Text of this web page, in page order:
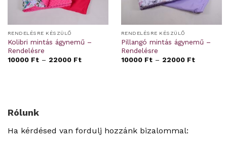
RENDELÉSRE KÉSZÜLŐ
Kolibri mintás ágynemű –
Rendelésre
10000 Ft– 22000 Ft
RENDELÉSRE KÉSZÜLŐ
Pillangó mintás ágynemű –
Rendelésre
10000 Ft– 22000 Ft
Rólunk
Ha kérdésed van fordulj hozzánk bizalommal: